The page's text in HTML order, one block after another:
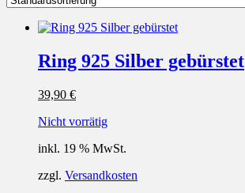
Ring 925 Silber gebürstet
39,90 €
Nicht vorrätig
inkl. 19 % MwSt.
zzgl. Versandkosten